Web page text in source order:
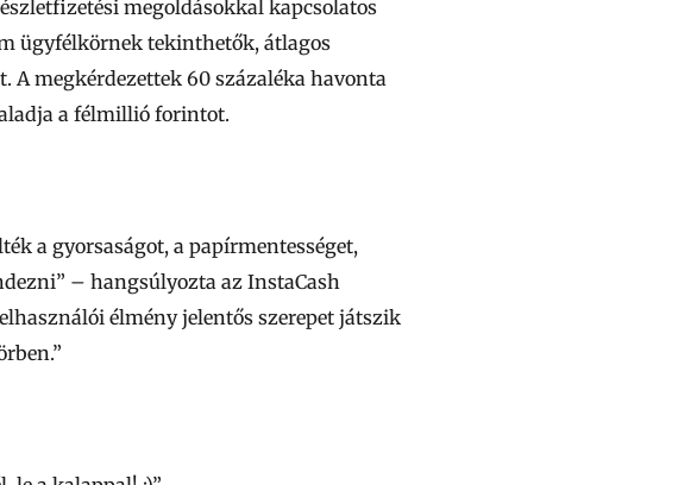
megoldásokkal kapcsolatos
ügyfélkörnek tekinthetők, átlagos
A megkérdezettek 60 százaléka havonta
a félmillió forintot.
a gyorsaságot, a papírmentességet,
– hangsúlyozta az InstaCash
élmény jelentős szerepet játszik